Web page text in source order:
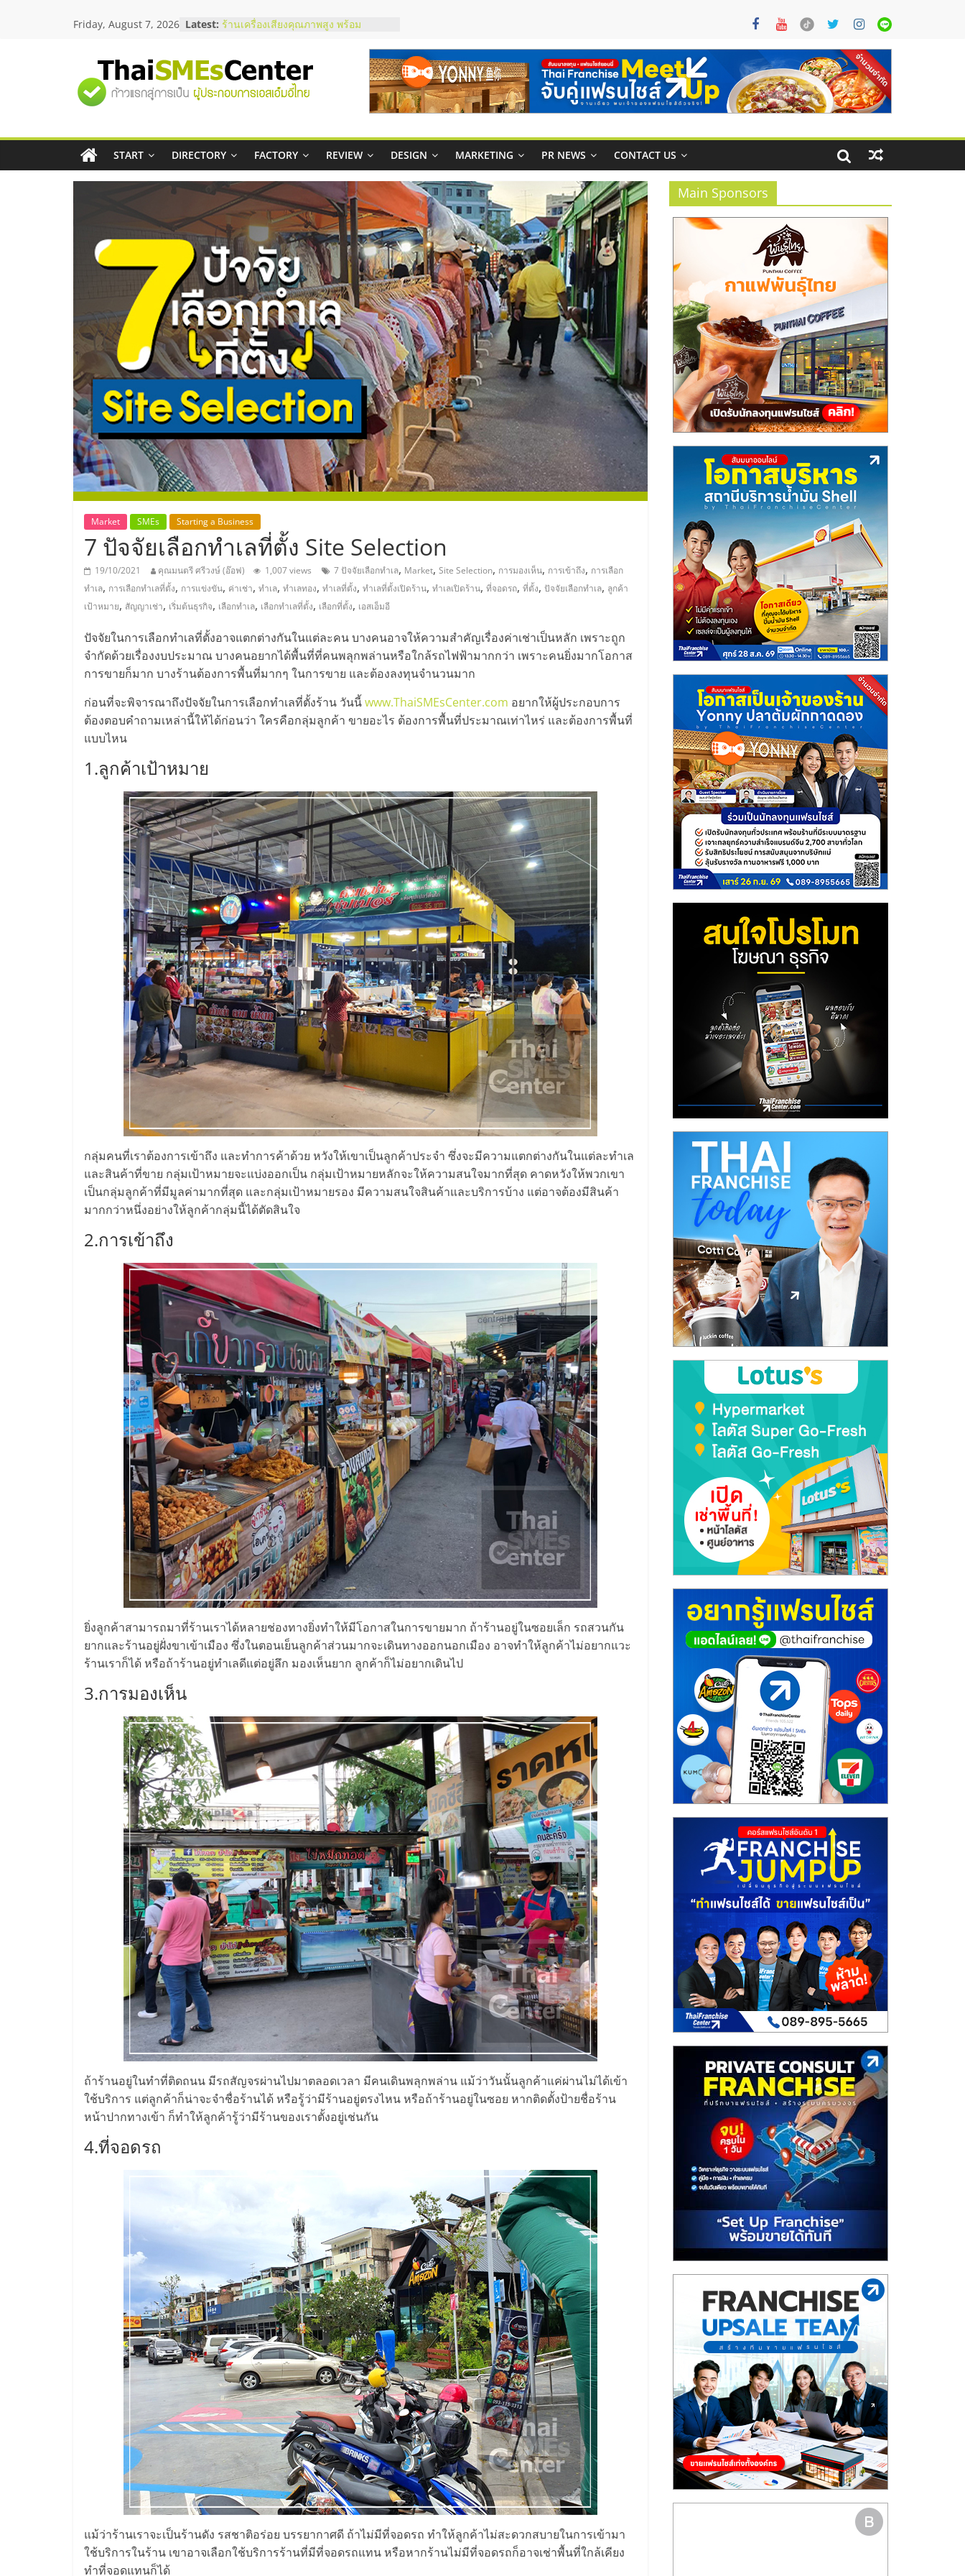
Friday, August 7, 2026 Latest: ThaiFranchise Meet Up จับคู่แฟรน
ร้านเครื่องเสียงคุณภาพสูง พร้อม
โซลูชันระบบภาพและเสียง
บริษัท Cybersecurity ในไทยที่ไหนดี?
วิธีเลือกผู้ให้บริการให้คุ้มค่าและตอบ
เริ่มยังไงให้ผ่านฉลุย
สัมมนาออนไลน์ โอกาสบริหารสถานี
บริการน้ำมัน Shell
"ศูนย์
รวม
ข้อมูล
ธุรกิจ
SME
ประเทศไทย,
ThaiSMEsCenter,
รวม
ธุรกิจ
เอ
ส
เอ็
มอี
ไทย,
SMEs,
แฟ
รน
ไชส์,
ปรึกษา
ไชส์,
รวม
ไชส์
ขาย
แฟ
ไชส์
ไชส์
ขาย
หน้า
บ้าน
ลงทุน
น้อย
คืน
ทุน
ปรึกษา
การ
ลงทุน
และ
ขยาย
ขา
แฟ
รน
ไชส์,
ศูนย์
รวม
ไชส์
พร้อม
ทำเล
สำหรับ
เปิด
START DIRECTORY FACTORY REVIEW DESIGN MARKETING PR NEWS CONTACT US
Market SMEs Starting a Business
7 ปัจจัยเลือกทำเลที่ตั้ง Site Selection
19/10/2021 คุณมนตรี ศรีวงษ์ (อ๊อฟ) 1,007 views 7 ปัจจัยเลือกทำเล, Market, Site Selection, การมองเห็น, การเข้าถึง, การเลือก
ทำเล, การเลือกทำเลที่ตั้ง, การแข่งขัน, ค่าเช่า, ทำเล, ทำเลทอง, ทำเลที่ตั้ง, ทำเลที่ตั้งเปิดร้าน, ทำเลเปิดร้าน, ที่จอดรถ, ที่ตั้ง, ปัจจัยเลือกทำเล, ลูกค้า
เป้าหมาย, สัญญาเช่า, เริ่มต้นธุรกิจ, เลือกทำเล, เลือกทำเลที่ตั้ง, เลือกที่ตั้ง, เอสเอ็มอี
ปัจจัยในการเลือกทำเลที่ตั้งอาจแตกต่างกันในแต่ละคน บางคนอาจให้ความสำคัญเรื่องค่าเช่าเป็นหลัก เพราะถูก
จำกัดด้วยเรื่องงบประมาณ บางคนอยากได้พื้นที่ที่คนพลุกพล่านหรือใกล้รถไฟฟ้ามากกว่า เพราะคนยิ่งมากโอกาส
การขายก็มาก บางร้านต้องการพื้นที่มากๆ ในการขาย และต้องลงทุนจำนวนมาก
ก่อนที่จะพิจารณาถึงปัจจัยในการเลือกทำเลที่ตั้งร้าน วันนี้www.ThaiSMEsCenter.com อยากให้ผู้ประกอบการ
ต้องตอบคำถามเหล่านี้ให้ได้ก่อนว่า ใครคือกลุ่มลูกค้า ขายอะไร ต้องการพื้นที่ประมาณเท่าไหร่ และต้องการพื้นที่
แบบไหน
1.ลูกค้าเป้าหมาย
กลุ่มคนที่เราต้องการเข้าถึง และทำการค้าด้วย หวังให้เขาเป็นลูกค้าประจำ ซึ่งจะมีความแตกต่างกันในแต่ละทำเล
และสินค้าที่ขาย กลุ่มเป้าหมายจะแบ่งออกเป็น กลุ่มเป้าหมายหลักจะให้ความสนใจมากที่สุด คาดหวังให้พวกเขา
เป็นกลุ่มลูกค้าที่มีมูลค่ามากที่สุด และกลุ่มเป้าหมายรอง มีความสนใจสินค้าและบริการบ้าง แต่อาจต้องมีสินค้า
มากกว่าหนึ่งอย่างให้ลูกค้ากลุ่มนี้ได้ตัดสินใจ
2.การเข้าถึง
ยิ่งลูกค้าสามารถมาที่ร้านเราได้หลายช่องทางยิ่งทำให้มีโอกาสในการขายมาก ถ้าร้านอยู่ในซอยเล็ก รถสวนกัน
ยากและร้านอยู่ฝั่งขาเข้าเมือง ซึ่งในตอนเย็นลูกค้าส่วนมากจะเดินทางออกนอกเมือง อาจทำให้ลูกค้าไม่อยากแวะ
ร้านเราก็ได้ หรือถ้าร้านอยู่ทำเลดีแต่อยู่ลึก มองเห็นยาก ลูกค้าก็ไม่อยากเดินไป
3.การมองเห็น
ถ้าร้านอยู่ในทำที่ติดถนน มีรถสัญจรผ่านไปมาตลอดเวลา มีคนเดินพลุกพล่าน แม้ว่าวันนั้นลูกค้าแค่ผ่านไม่ได้เข้า
ใช้บริการ แต่ลูกค้าก็น่าจะจำชื่อร้านได้ หรือรู้ว่ามีร้านอยู่ตรงไหน หรือถ้าร้านอยู่ในซอย หากติดตั้งป้ายชื่อร้าน
หน้าปากทางเข้า ก็ทำให้ลูกค้ารู้ว่ามีร้านของเราตั้งอยู่เช่นกัน
4.ที่จอดรถ
แม้ว่าร้านเราจะเป็นร้านดัง รสชาติอร่อย บรรยากาศดี ถ้าไม่มีที่จอดรถ ทำให้ลูกค้าไม่สะดวกสบายในการเข้ามา
ใช้บริการในร้าน เขาอาจเลือกใช้บริการร้านที่มีที่จอดรถแทน หรือหากร้านไม่มีที่จอดรถก็อาจเช่าพื้นที่ใกล้เคียง
ทำที่จอดแทนก็ได้
Main Sponsors